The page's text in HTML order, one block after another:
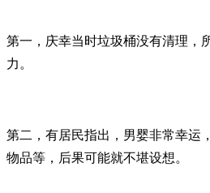
第一，庆幸当时垃圾桶没有清理，
力。
第二，有居民指出，男婴非常幸运
物品等，后果可能就不堪设想。